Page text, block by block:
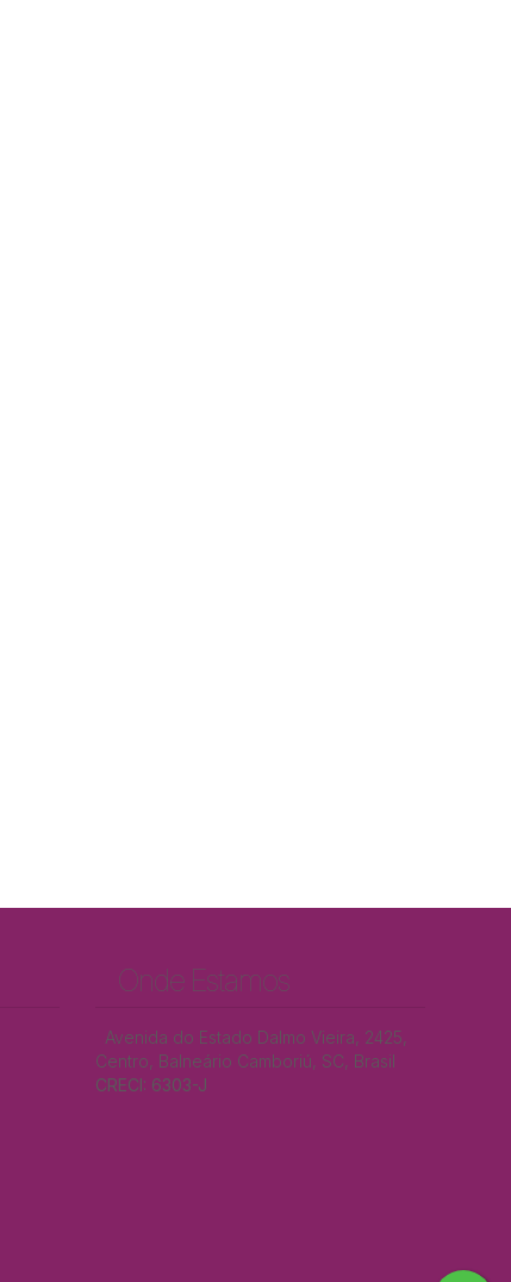
Onde Estamos
Avenida do Estado Dalmo Vieira, 2425,
Centro, Balneário Camboriú, SC, Brasil
CRECI: 6303-J